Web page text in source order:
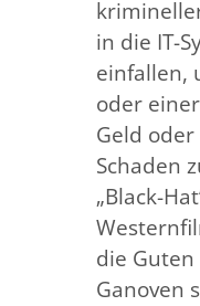
in die IT-
einfallen,
oder
Geld
Schaden
„Black-
die
Ganoven